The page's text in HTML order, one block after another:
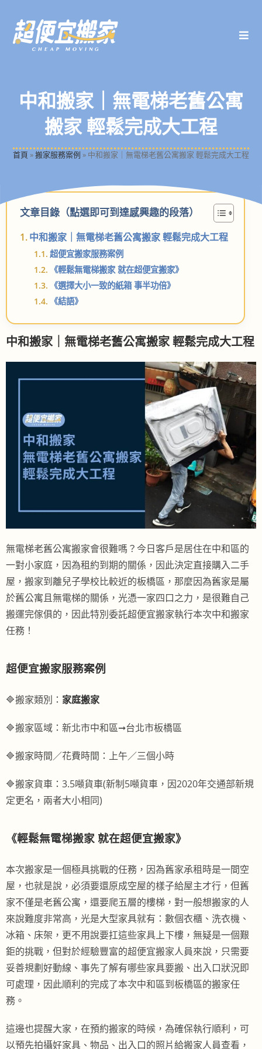
中和搬家｜無電梯老舊公寓
搬家 輕鬆完成大工程
首頁 »搬家服務案例 » 中和搬家｜無電梯老舊公寓搬家 輕鬆完成大工程
文章目錄（點選即可到達感興趣的段落）
中和搬家｜無電梯老舊公寓搬家 輕鬆完成大工程
超便宜搬家服務案例
《輕鬆無電梯搬家 就在超便宜搬家》
《選擇大小一致的紙箱 事半功倍》
《結語》
中和搬家｜無電梯老舊公寓搬家 輕鬆完成大工程
無電梯老舊公寓搬家會很難嗎？今日客戶是居住在中和區的
一對小家庭，因為租約到期的關係，因此決定直接購入二手
屋，搬家到離兒子學校比較近的板橋區，那麼因為舊家是屬
於舊公寓且無電梯的關係，光憑一家四口之力，是很難自己
搬運完傢俱的，因此特別委託超便宜搬家執行本次中和搬家
任務！
超便宜搬家服務案例
🔷搬家類別： 家庭搬家
🔷搬家區域： 新北市中和區➞台北市板橋區
🔷搬家時間／花費時間：上午／三個小時
🔷搬家貨車：3.5噸貨車(新制5噸貨車，因2020年交通部新規
定更名，兩者大小相同)
《輕鬆無電梯搬家 就在超便宜搬家》
本次搬家是一個極具挑戰的任務，因為舊家承租時是一間空
屋，也就是說，必須要還原成空屋的樣子給屋主才行，但舊
家不僅是老舊公寓，還要爬五層的樓梯，對一般想搬家的人
來說難度非常高，光是大型家具就有：數個衣櫃、洗衣機、
冰箱、床架，更不用說要扛這些家具上下樓，無疑是一個艱
鉅的挑戰，但對於經驗豐富的超便宜搬家人員來說，只需要
妥善規劃好動線、事先了解有哪些家具要搬、出入口狀況即
可處理，因此順利的完成了本次中和區到板橋區的搬家任
務。
這邊也提醒大家，在預約搬家的時候，為確保執行順利，可
以預先拍攝好家具、物品、出入口的照片給搬家人員查看，